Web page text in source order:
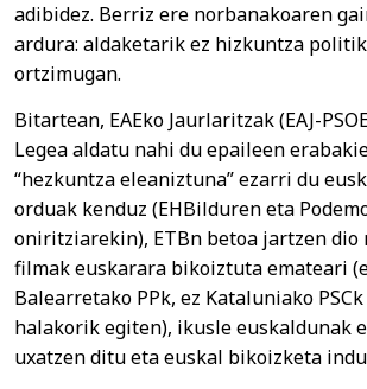
adibidez. Berriz ere norbanakoaren
ardura: aldaketarik ez hizkuntza
ortzimugan.
Bitartean, EAEko Jaurlaritzak (EAJ-
Legea aldatu nahi du epaileen
“hezkuntza eleaniztuna” ezarri du
orduak kenduz (EHBilduren eta
oniritziarekin), ETBn betoa jartzen dio
filmak euskarara bikoiztuta emateari
Balearretako PPk, ez Kataluniako
halakorik egiten), ikusle euskaldunak
uxatzen ditu eta euskal bikoizketa